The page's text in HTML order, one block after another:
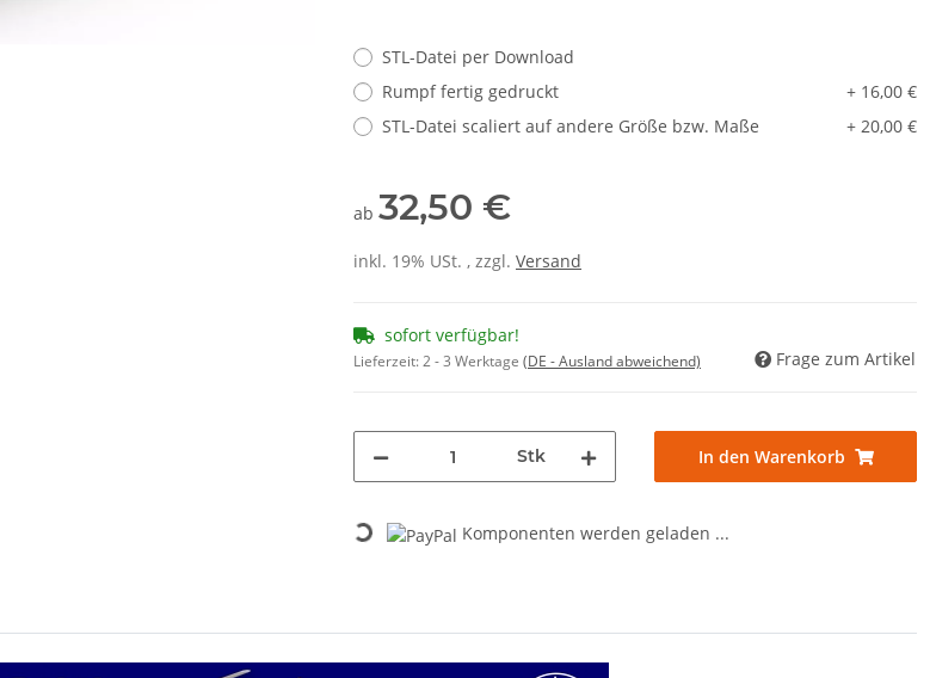
STL-Datei per Download
Rumpf fertig gedruckt
+ 16,00 €
STL-Datei scaliert auf andere Größe bzw. Maße
+ 20,00 €
ab 32,50 €
inkl. 19% USt. , zzgl. Versand
sofort verfügbar!
Lieferzeit:2 - 3 Werktage (DE - Ausland abweichend) Frage zum Artikel
Stk In den Warenkorb
Loading... Komponenten werden geladen ...